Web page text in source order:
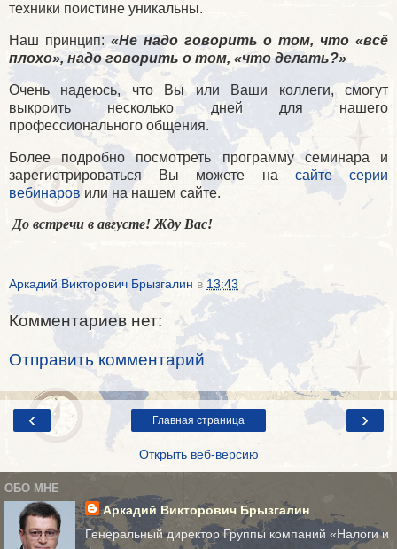
техники поистине уникальны.
Наш принцип: «Не надо говорить о том, что «всё
плохо», надо говорить о том, «что делать?»
Очень надеюсь, что Вы или Ваши коллеги, смогут
выкроить несколько дней для нашего
профессионального общения.
Более подробно посмотреть программу семинара и
зарегистрироваться Вы можете на сайте серии
вебинаров или на нашем сайте.
До встречи в августе! Жду Вас!
Аркадий Викторович Брызгалин в 13:43
Комментариев нет:
Отправить комментарий
‹ ›
Главная страница
Открыть веб-версию
ОБО МНЕ
Аркадий Викторович Брызгалин
Генеральный директор Группы компаний «Налоги и